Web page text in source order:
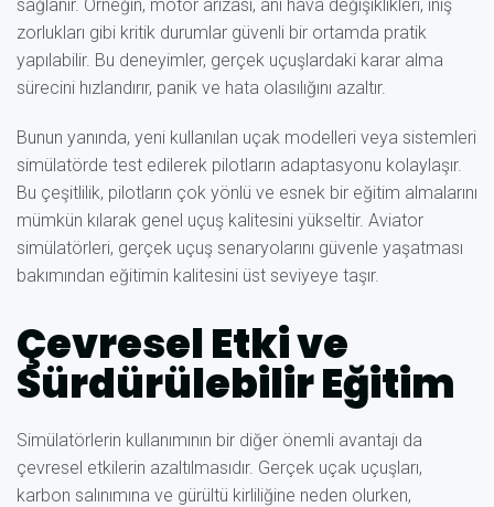
sağlanır. Örneğin, motor arızası, ani hava değişiklikleri, iniş
zorlukları gibi kritik durumlar güvenli bir ortamda pratik
yapılabilir. Bu deneyimler, gerçek uçuşlardaki karar alma
sürecini hızlandırır, panik ve hata olasılığını azaltır.
Bunun yanında, yeni kullanılan uçak modelleri veya sistemleri
simülatörde test edilerek pilotların adaptasyonu kolaylaşır.
Bu çeşitlilik, pilotların çok yönlü ve esnek bir eğitim almalarını
mümkün kılarak genel uçuş kalitesini yükseltir. Aviator
simülatörleri, gerçek uçuş senaryolarını güvenle yaşatması
bakımından eğitimin kalitesini üst seviyeye taşır.
Çevresel Etki ve
Sürdürülebilir Eğitim
Simülatörlerin kullanımının bir diğer önemli avantajı da
çevresel etkilerin azaltılmasıdır. Gerçek uçak uçuşları,
karbon salınımına ve gürültü kirliliğine neden olurken,